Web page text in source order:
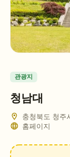
관광지
청남대
충청북도 청주
홈페이지